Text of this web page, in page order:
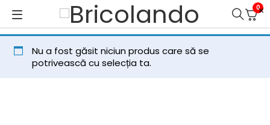
0
Nu a fost găsit niciun produs care să se
potrivească cu selecția ta.